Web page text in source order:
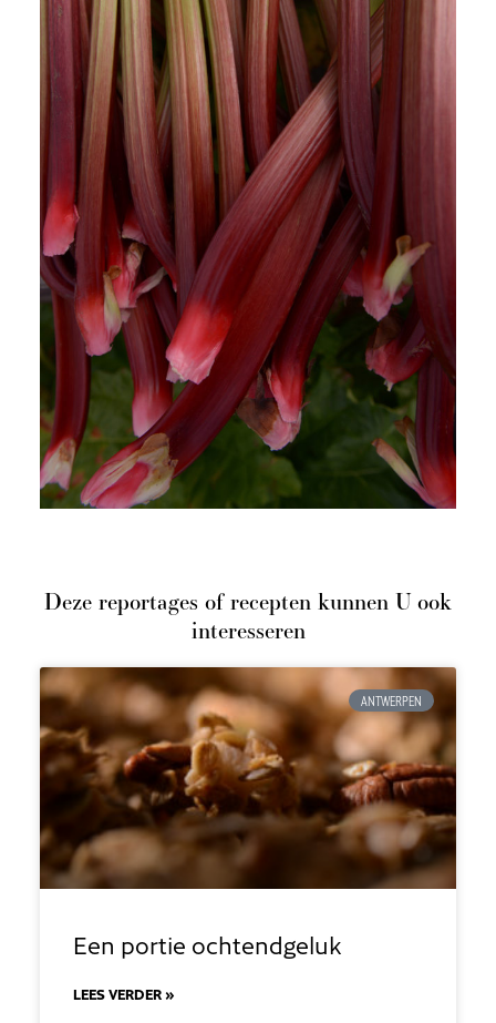
Deze reportages of recepten kunnen U ook
interesseren
ANTWERPEN
Een portie ochtendgeluk
LEES VERDER »